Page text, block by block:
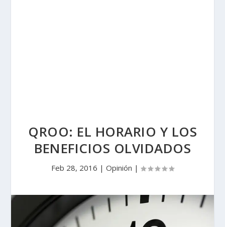
QROO: EL HORARIO Y LOS
BENEFICIOS OLVIDADOS
Feb 28, 2016 | Opinión |